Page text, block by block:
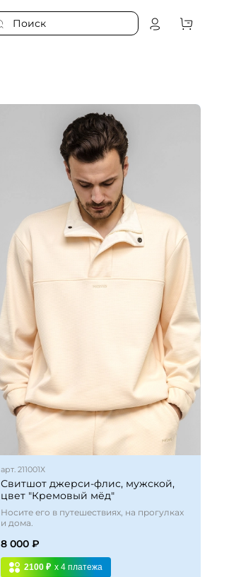
арт. 211001Х
Свитшот джерси-флис, мужской,
цвет "Кремовый мёд"
Носите его в путешествиях, на прогулках
и дома.
8 000 ₽
2100 ₽ x 4 платежа